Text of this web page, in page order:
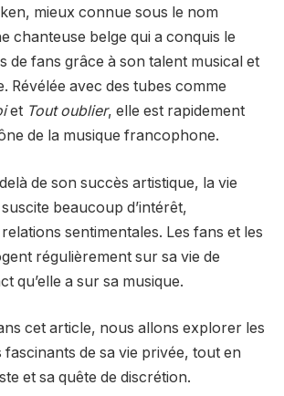
mieux connue sous le nom
chanteuse belge qui a conquis le
de fans grâce à son talent musical et
Révélée avec des tubes comme
et Tout oublier, elle est rapidement
de la musique francophone.
de son succès artistique, la vie
beaucoup d’intérêt,
sentimentales. Les fans et les
régulièrement sur sa vie de
qu’elle a sur sa musique.
cet article, nous allons explorer les
fascinants de sa vie privée, tout en
et sa quête de discrétion.